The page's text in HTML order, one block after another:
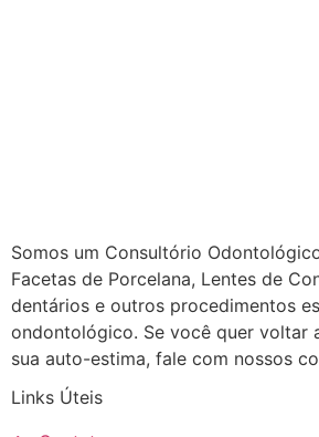
Somos um Consultório
Facetas de Porcelana, Lentes de
dentários e outros procedimentos
ondontológico. Se você quer voltar
sua auto-estima, fale com nossos
Links Úteis